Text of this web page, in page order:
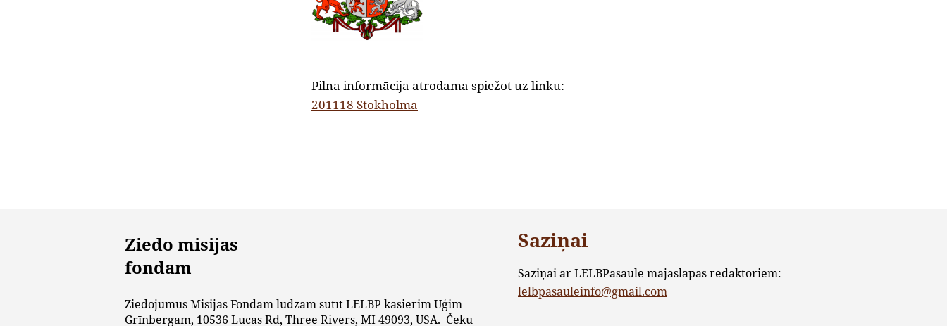
Pilna informācija atrodama spiežot uz linku:
201118 Stokholma
Ziedo misijas
fondam
Ziedojumus Misijas Fondam lūdzam sūtīt LELBP kasierim Uģim
Grīnbergam, 10536 Lucas Rd, Three Rivers, MI 49093, USA. Čeku
Saziņai
Saziņai ar LELBPasaulē mājaslapas redaktoriem:
lelbpasauleinfo@gmail.com